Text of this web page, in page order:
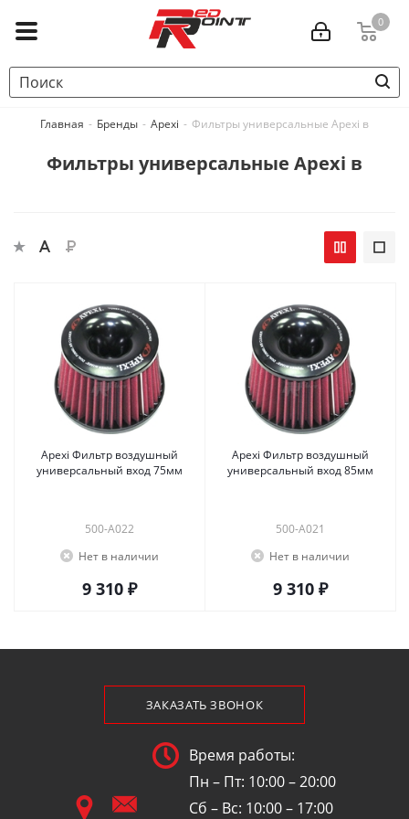
0
Главная - Бренды - Apexi - Фильтры универсальные Apexi в
Фильтры универсальные Apexi в
Apexi Фильтр воздушный
универсальный вход 75мм
500-A022
Нет в наличии
9 310 ₽
Apexi Фильтр воздушный
универсальный вход 85мм
500-A021
Нет в наличии
9 310 ₽
ЗАКАЗАТЬ ЗВОНОК
Время работы:
Пн – Пт: 10:00 – 20:00
Сб – Вс: 10:00 – 17:00